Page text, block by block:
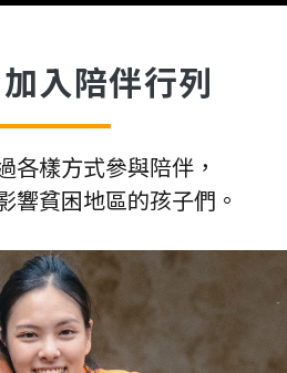
入陪伴行列
各樣方式參與陪伴，
響貧困地區的孩子們。